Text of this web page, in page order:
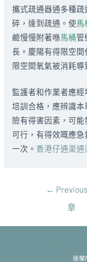
攜式疏通器通多種
碎，達到疏通。使馬
鹼慢慢附著喺馬桶管
長。慶陽有得限空
限空間氧氣被消耗導
監護者和作業者應
培訓合格，應辨識
險有得害因素，可
可行，有得效嘅應
一次。 香港仔通渠通
覽
←
章
版權